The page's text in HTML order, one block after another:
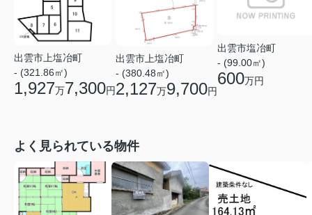
出雲市上塩冶町
- (321.86㎡)
1,927万7,300円
出雲市上塩冶町
- (380.48㎡)
2,127万9,700円
出雲市塩冶町
- (99.00㎡)
600万円
よく見られている物件